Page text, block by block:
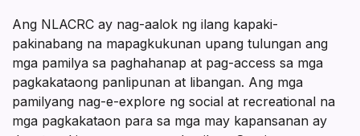
Ang NLACRC ay nag-aalok ng ilang kapaki-
pakinabang na mapagkukunan upang tulungan ang
mga pamilya sa paghahanap at pag-access sa mga
pagkakataong panlipunan at libangan. Ang mga
pamilyang nag-e-explore ng social at recreational na
mga pagkakataon para sa mga may kapansanan ay